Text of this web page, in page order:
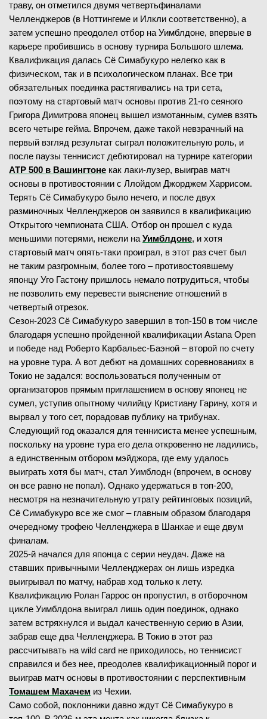
траву, он отметился двумя четвертьфиналами
Челленджеров (в Ноттингеме и Илкли соответственно), а
затем успешно преодолел отбор на Уимблдоне, впервые в
карьере пробившись в основу турнира Большого шлема.
Квалификация далась Сё Симабукуро нелегко как в
физическом, так и в психологическом планах. Все три
обязательных поединка растягивались на три сета,
поэтому на стартовый матч основы против 21-го сеяного
Григора Димитрова японец вышел измотанным, сумев взять
всего четыре гейма. Впрочем, даже такой невзрачный на
первый взгляд результат сыграл положительную роль, и
после паузы теннисист дебютировал на турнире категории
ATP 500 в Вашингтоне как лаки-лузер, выиграв матч
основы в противостоянии с Ллойдом Джорджем Харрисом.
Терять Сё Симабукуро было нечего, и после двух
разминочных Челленджеров он заявился в квалификацию
Открытого чемпионата США. Отбор он прошел с куда
меньшими потерями, нежели на Уимблдоне, и хотя
стартовый матч опять-таки проиграл, в этот раз счет был
не таким разгромным, более того – противостоявшему
японцу Уго Гастону пришлось немало потрудиться, чтобы
не позволить ему перевести выяснение отношений в
четвертый отрезок.
Сезон-2023 Сё Симабукуро завершил в топ-150 в том числе
благодаря успешно пройденной квалификации Astana Open
и победе над Роберто Карбальес-Баэной – второй по счету
на уровне тура. А вот дебют на домашних соревнованиях в
Токио не задался: воспользоваться полученным от
организаторов прямым приглашением в основу японец не
сумел, уступив опытному чилийцу Кристиану Гарину, хотя и
вырвал у того сет, порадовав публику на трибунах.
Следующий год оказался для теннисиста менее успешным,
поскольку на уровне тура его дела откровенно не ладились,
а единственным отбором мэйджора, где ему удалось
выиграть хотя бы матч, стал Уимблодн (впрочем, в основу
он все равно не попал). Однако удержаться в топ-200,
несмотря на незначительную утрату рейтинговых позиций,
Сё Симабукуро все же смог – главным образом благодаря
очередному трофею Челленджера в Шанхае и еще двум
финалам.
2025-й начался для японца с серии неудач. Даже на
ставших привычными Челленджерах он лишь изредка
выигрывал по матчу, набрав ход только к лету.
Квалификацию Ролан Гаррос он пропустил, в отборочном
цикле Уимблдона выиграл лишь один поединок, однако
затем встряхнулся и выдал качественную серию в Азии,
забрав еще два Челленджера. В Токио в этот раз
рассчитывать на wild card не приходилось, но теннисист
справился и без нее, преодолев квалификационный порог и
выиграв матч основы в противостоянии с перспективным
Томашем Махачем из Чехии.
Само собой, поклонники давно ждут Сё Симабукуро в